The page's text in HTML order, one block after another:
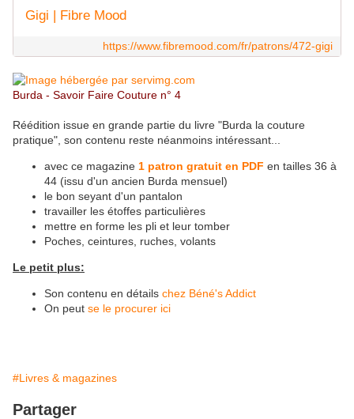
Gigi | Fibre Mood
https://www.fibremood.com/fr/patrons/472-gigi
Burda - Savoir Faire Couture n° 4
Réédition issue en grande partie du livre "Burda la couture
pratique", son contenu reste néanmoins intéressant...
avec ce magazine 1 patron gratuit en PDF en tailles 36 à
44 (issu d'un ancien Burda mensuel)
le bon seyant d'un pantalon
travailler les étoffes particulières
mettre en forme les pli et leur tomber
Poches, ceintures, ruches, volants
Le petit plus:
Son contenu en détails chez Béné's Addict
On peut se le procurer ici
#Livres & magazines
Partager